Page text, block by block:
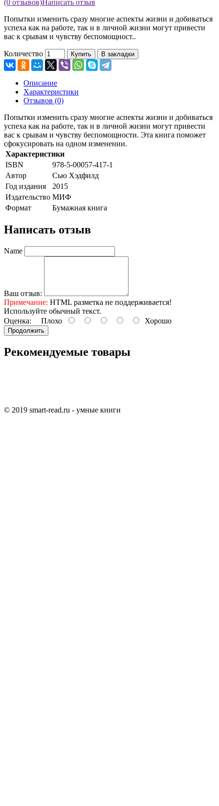
(0 отзывов)Написать отзыв
Попытки изменить сразу многие аспекты жизни и добиваться
успеха как на работе, так и в личной жизни могут привести
вас к срывам и чувству беспомощност..
Количество Купить В закладки
Описание
Характеристики
Отзывов (0)
Попытки изменить сразу многие аспекты жизни и добиваться
успеха как на работе, так и в личной жизни могут привести
вас к срывам и чувству беспомощности. Эта книга поможет
сфокусировать на одном изменении.
Характеристики
ISBN
978-5-00057-417-1
Автор
Сью Хэдфилд
Год издания
2015
Издательство МИФ
Формат
Бумажная книга
Написать отзыв
Name
Ваш отзыв:
Примечание: HTML разметка не поддерживается!
Используйте обычный текст.
Оценка: Плохо Хорошо
Продолжить
Рекомендуемые товары
© 2019 smart-read.ru - умные книги